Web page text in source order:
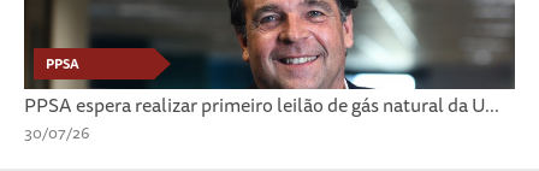
PPSA
PPSA espera realizar primeiro leilão de gás natural da U...
30/07/26